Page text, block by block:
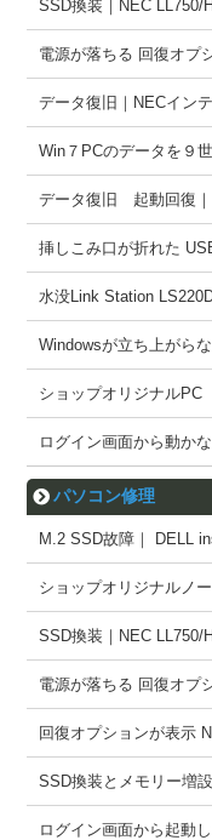
SSD換装｜NEC LL750/
電源が落ちる 回復オプ
データ復旧｜NECイン
Win７PCのデータを９
データ復旧 起動回復｜
挿しこみ口が折れた
水没Link Station
Windowsが立ち上がら
ショップオリジナル
ログイン画面から動か
パソコン修理
M.2 SSD故障｜ DELL
ショップオリジナルノ
SSD換装｜NEC LL750/
電源が落ちる 回復オプ
回復オプションが表示
SSD換装とメモリー増
ログイン画面から起動